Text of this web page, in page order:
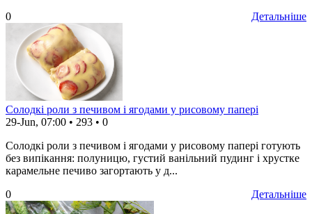
Детальніше
0
Солодкі роли з печивом і ягодами у рисовому папері
29-Jun, 07:00 • 293 • 0
Солодкі роли з печивом і ягодами у рисовому папері готують
без випікання: полуницю, густий ванільний пудинг і хрустке
карамельне печиво загортають у д...
Детальніше
0